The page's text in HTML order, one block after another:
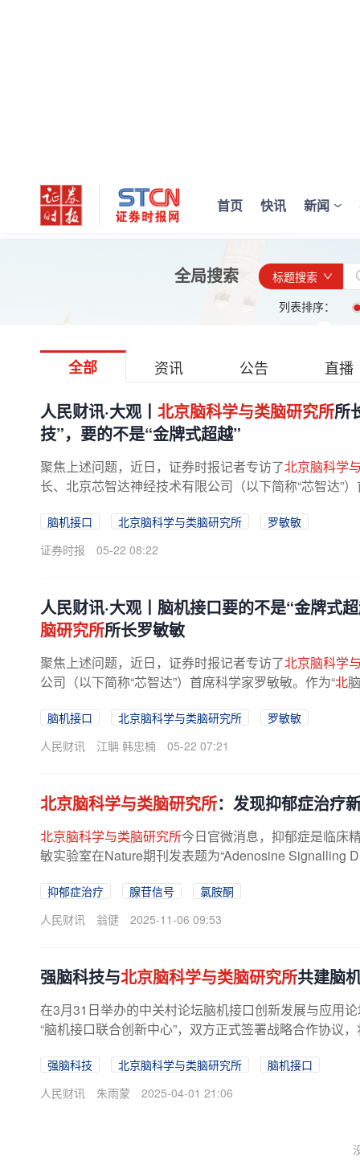
首页 快讯 新闻
全局搜索
标题搜索
列表排序：
全部 资讯 公告 直播
人民财讯·大观丨 北京脑科学与类脑研究所所
技”，要的不是“金牌式超越”
聚焦上述问题，近日，证券时报记者专访了北京脑科学
长、北京芯智达神经技术有限公司（以下简称“芯智达”
脑机接口 北京脑科学与类脑研究所
罗敏敏
证券时报
05-22 08:22
人民财讯·大观丨脑机接口要的不是“金牌
脑研究所所长罗敏敏
聚焦上述问题，近日，证券时报记者专访了北京脑科学
公司（以下简称“芯智达”）首席科学家罗敏敏。作为“北
脑机接口 北京脑科学与类脑研究所
罗敏敏
人民财讯
江聃 韩忠楠 05-22 07:21
北京脑科学与类脑研究所：发现抑郁症治疗
北京脑科学与类脑研究所今日官微消息，抑郁症是临床
敏实验室在Nature期刊发表题为“Adenosine Signalling
抑郁症治疗 腺苷信号
氯胺酮
人民财讯
翁健 2025-11-06 09:53
强脑科技与北京脑科学与类脑研究所共建脑
在3月31日举办的中关村论坛脑机接口创新发展与应用
“脑机接口联合创新中心”，双方正式签署战略合作协议
强脑科技 北京脑科学与类脑研究所
脑机接口
人民财讯
朱雨蒙 2025-04-01 21:06